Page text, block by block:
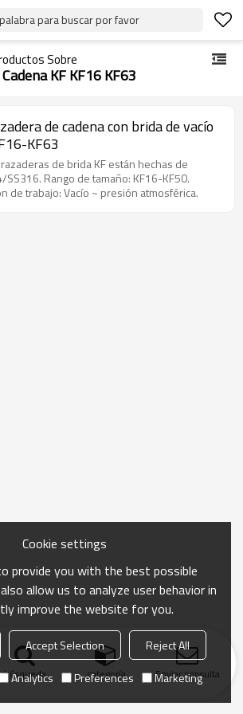
para buscar por favor
Sobre
KF KF16 KF63
de cadena con brida de vacío
KF63
de brida KF están hechas de
SS316. Rango de tamaño: KF16-KF50.
de trabajo: Vacío ~ presión atmosférica.
búsqueda categoría Enviar consulta
Cookie settings
provide you with the best possible
allow us to analyze user behavior in
improve the website for you.
Accept Selection
Reject All
Analytics Preferences Marketing